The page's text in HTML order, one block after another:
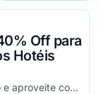
aproveitar as
de desconto
Off para
Hotéis
Confira todos os detalhes dessa promoção e aproveite com vantagens simplesmente incríveis!